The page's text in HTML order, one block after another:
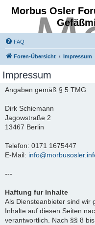
Morbus Osler
FAQ
Foren-Übersicht Impressum
Impressum
Angaben gemäß § 5 TMG
Dirk Schiemann
Jagowstraße 2
13467 Berlin
Telefon: 0171 1675447
E-Mail:
---
Haftung fur Inhalte
Als Diensteanbieter sind wir
Inhalte auf diesen Seiten
verantwortlich. Nach §§ 8